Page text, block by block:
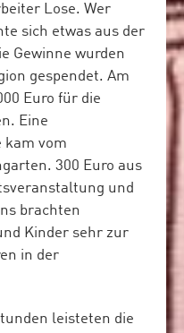
Lose. Wer
sich etwas aus der
Gewinne wurden
gespendet. Am
Euro für die
Eine
kam vom
300 Euro aus
und
brachten
Kinder sehr zur
in der
leisteten die